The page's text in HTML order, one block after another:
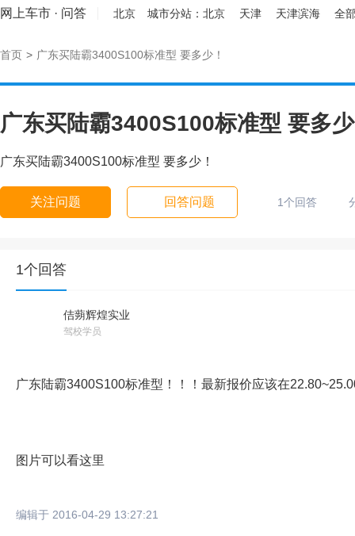
网上车市 · 问答 北京 城市分站： 北京 天津 天津滨海 全
首页 > 广东买陆霸3400S100标准型 要多少！
广东买陆霸3400S100标准型 要多
广东买陆霸3400S100标准型 要多少！
关注问题 回答问题 1个回答
1个回答
佶蒴辉煌实业
驾校学员
广东陆霸3400S100标准型！！！最新报价应该在
图片可以看这里
编辑于 2016-04-29 13:27:21